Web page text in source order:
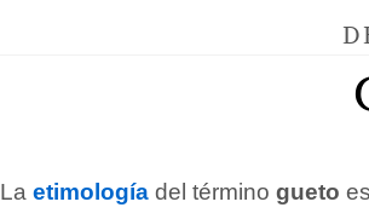
La etimología del término gueto